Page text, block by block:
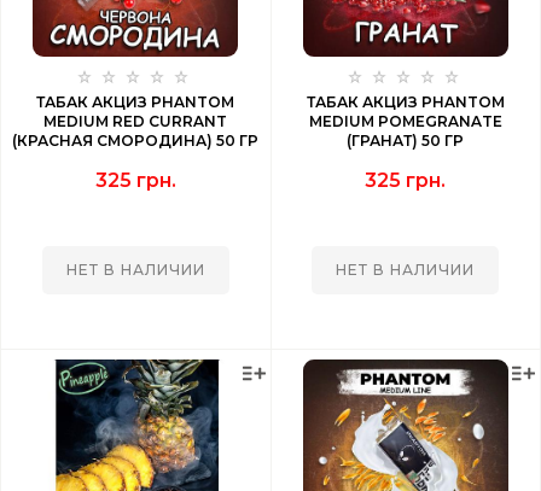
ТАБАК АКЦИЗ PHANTOM
MEDIUM RED CURRANT
(КРАСНАЯ СМОРОДИНА) 50 ГР
325 грн.
НЕТ В НАЛИЧИИ
ТАБАК АКЦИЗ PHANTOM
MEDIUM POMEGRANATE
(ГРАНАТ) 50 ГР
325 грн.
НЕТ В НАЛИЧИИ